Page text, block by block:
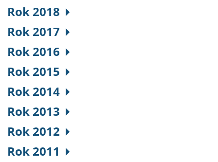
Rok 2018
Rok 2017
Rok 2016
Rok 2015
Rok 2014
Rok 2013
Rok 2012
Rok 2011